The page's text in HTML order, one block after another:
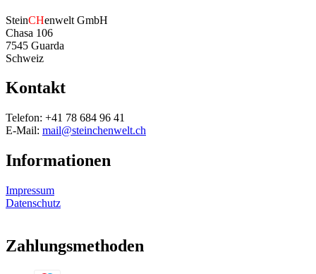
SteinCHenwelt GmbH
Chasa 106
7545 Guarda
Schweiz
Kontakt
Telefon: +41 78 684 96 41
E-Mail: mail@steinchenwelt.ch
Informationen
Impressum
Datenschutz
Zahlungsmethoden